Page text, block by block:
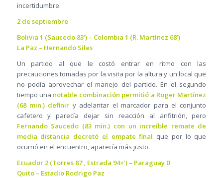
incertidumbre.
2 de septiembre
Bolivia 1 (Saucedo 83’) – Colombia 1 (R. Martínez 68’)
La Paz – Hernando Siles
Un partido al que le costó entrar en ritmo con las
precauciones tomadas por la visita por la altura y un local que
no podía aprovechar el manejo del partido. En el segundo
tiempo una notable combinación permitió a Roger Martínez
(68 min.) definir y adelantar el marcador para el conjunto
cafetero y parecía dejar sin reacción al anfitrión, pero
Fernando Saucedo (83 min.) con un increíble remate de
media distancia decretó el empate final que por lo que
ocurrió en el encuentro, aparecía más justo.
Ecuador 2 (Torres 87’, Estrada 94+’) – Paraguay 0
Quito – Estadio Rodrigo Paz